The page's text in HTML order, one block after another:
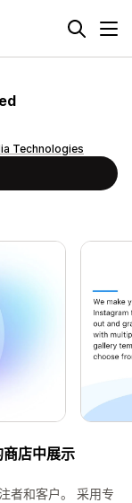
Technologies
店中展示
者和客户。 采用专